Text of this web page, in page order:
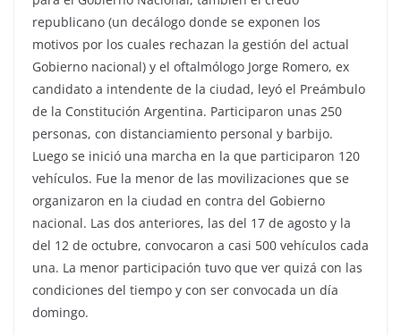
republicano (un decálogo donde se exponen los
motivos por los cuales rechazan la gestión del actual
Gobierno nacional) y el oftalmólogo Jorge Romero, ex
candidato a intendente de la ciudad, leyó el Preámbulo
de la Constitución Argentina. Participaron unas 250
personas, con distanciamiento personal y barbijo.
Luego se inició una marcha en la que participaron 120
vehículos. Fue la menor de las movilizaciones que se
organizaron en la ciudad en contra del Gobierno
nacional. Las dos anteriores, las del 17 de agosto y la
del 12 de octubre, convocaron a casi 500 vehículos cada
una. La menor participación tuvo que ver quizá con las
condiciones del tiempo y con ser convocada un día
domingo.